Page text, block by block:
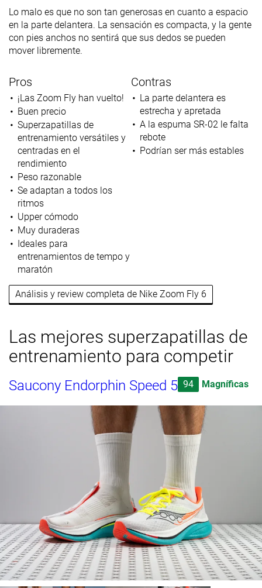
Lo malo es que no son tan generosas en cuanto a espacio
en la parte delantera. La sensación es compacta, y la gente
con pies anchos no sentirá que sus dedos se pueden
mover libremente.
Pros
¡Las Zoom Fly han vuelto!
Buen precio
Superzapatillas de
entrenamiento versátiles y
centradas en el
rendimiento
Peso razonable
Se adaptan a todos los
ritmos
Upper cómodo
Muy duraderas
Ideales para
entrenamientos de tempo y
maratón
Contras
La parte delantera es
estrecha y apretada
A la espuma SR-02 le falta
rebote
Podrían ser más estables
Análisis y review completa de Nike Zoom Fly 6
Las mejores superzapatillas de
entrenamiento para competir
Saucony Endorphin Speed 5 94 Magníficas